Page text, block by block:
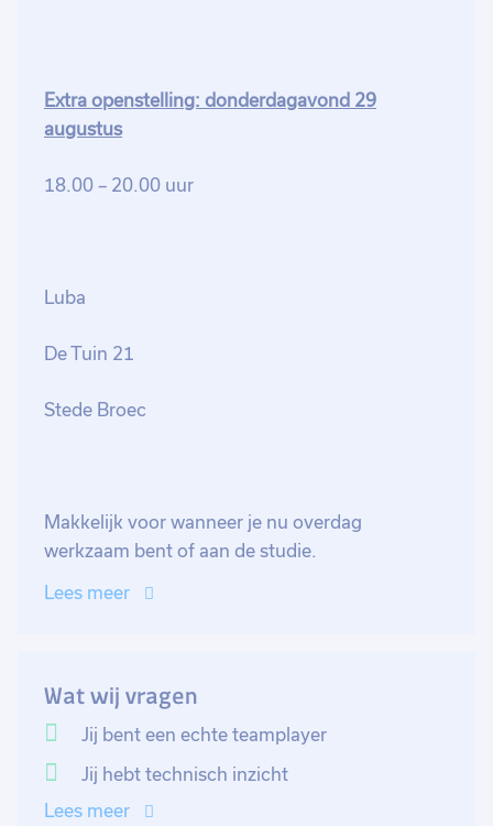
Extra openstelling: donderdagavond 29
augustus
18.00 – 20.00 uur
Luba
De Tuin 21
Stede Broec
Makkelijk voor wanneer je nu overdag
werkzaam bent of aan de studie.
Lees meer
Wat wij vragen
Jij bent een echte teamplayer
Jij hebt technisch inzicht
Lees meer